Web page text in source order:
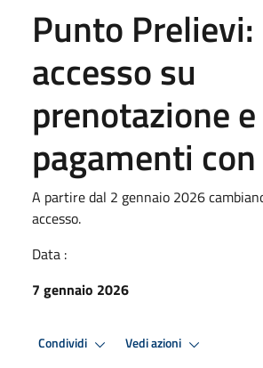
Punto Prelievi:
accesso su
prenotazione e
pagamenti
A partire dal 2 gennaio 2026
accesso.
Data :
7 gennaio 2026
Condividi Vedi azioni